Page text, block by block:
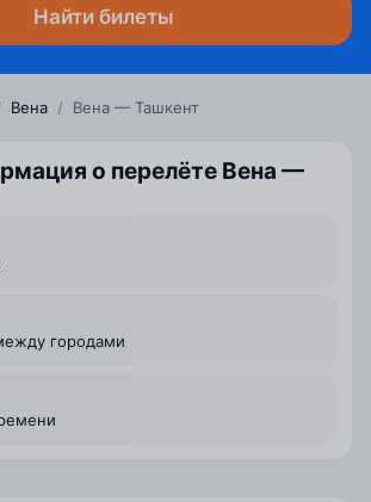
Найти билеты
Вена / Вена — Ташкент
о перелёте Вена —
городами